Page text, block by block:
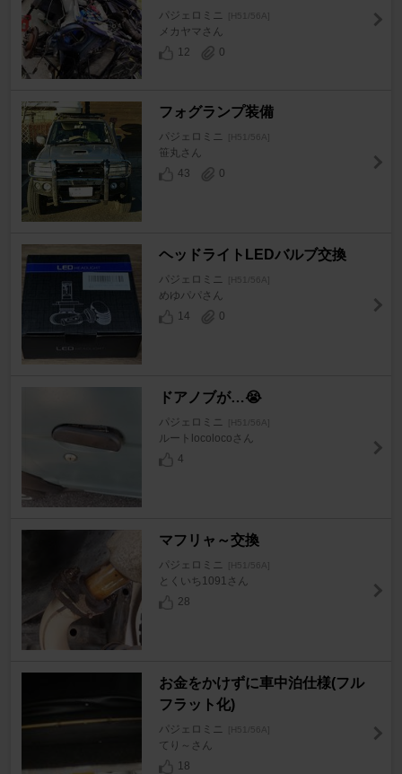
パジェロミニ [H51/56A]
メカヤマさん
12
0
フォグランプ装備
パジェロミニ [H51/56A]
笹丸さん
43
0
ヘッドライトLEDバルブ交換
パジェロミニ [H51/56A]
めゆパパさん
14
0
ドアノブが…😭
パジェロミニ [H51/56A]
ルートlocolocoさん
4
マフリャ～交換
パジェロミニ [H51/56A]
とくいち1091さん
28
お金をかけずに車中泊仕様(フル
フラット化)
パジェロミニ [H51/56A]
てり～さん
18